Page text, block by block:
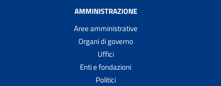
AMMINISTRAZIONE
Aree amministrative
Organi di governo
Uffici
Enti e fondazioni
Politici